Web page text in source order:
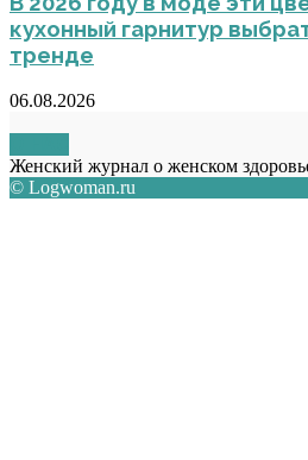
кухонный гарнитур
тренде
06.08.2026
Женский журнал о женском
© Logwoman.ru